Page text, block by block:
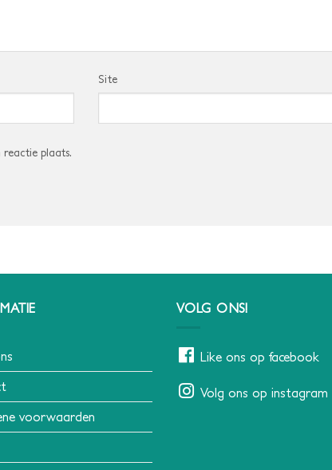
Site
reactie plaats.
voorwaarden
VOLG ONS!
Like ons op facebook
Volg ons op instagram